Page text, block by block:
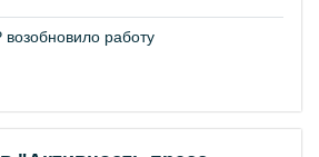
работу